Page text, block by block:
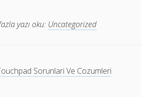
yazı oku: Uncategorized
Sorunlari Ve Cozumleri